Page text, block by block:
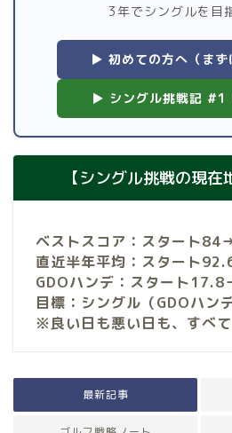
3年でシングルを目
▶ 初めての方へ（まず
▶ シングル挑戦記 #1
【シングル挑戦の現
ベストスコア：スタート
直近半年平均：スタート
GDOハンデ：スタート
目標：シングル（GDOハン
※良い日も悪い日も、すべて
最新記事